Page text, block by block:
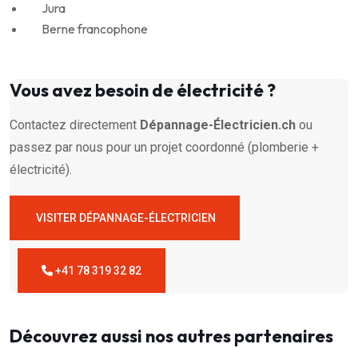
Jura
Berne francophone
Vous avez besoin de électricité ?
Contactez directement Dépannage-Électricien.ch ou
passez par nous pour un projet coordonné (plomberie +
électricité).
VISITER DÉPANNAGE-ÉLECTRICIEN
+41 78 319 32 82
Découvrez aussi nos autres partenaires